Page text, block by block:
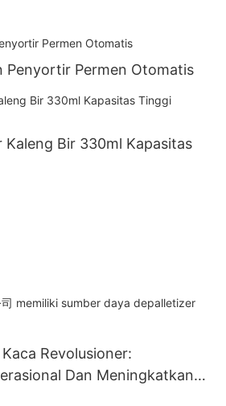
Penyortir Permen Otomatis
Kaleng Bir 330ml Kapasitas
司 memiliki sumber daya depalletizer
Revolusioner:
Dan Meningkatkan